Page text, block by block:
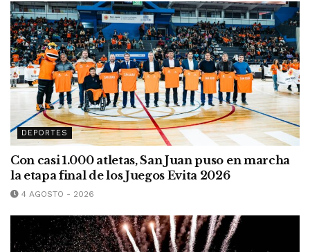
DEPORTES
Con casi 1.000 atletas, San Juan puso en marcha
la etapa final de los Juegos Evita 2026
4 AGOSTO - 2026